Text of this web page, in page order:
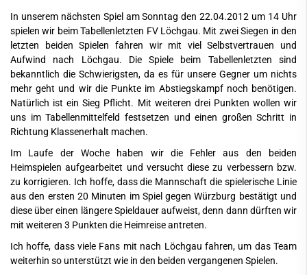
In unserem nächsten Spiel am Sonntag den 22.04.2012 um 14 Uhr
spielen wir beim Tabellenletzten FV Löchgau. Mit zwei Siegen in den
letzten beiden Spielen fahren wir mit viel Selbstvertrauen und
Aufwind nach Löchgau. Die Spiele beim Tabellenletzten sind
bekanntlich die Schwierigsten, da es für unsere Gegner um nichts
mehr geht und wir die Punkte im Abstiegskampf noch benötigen.
Natürlich ist ein Sieg Pflicht. Mit weiteren drei Punkten wollen wir
uns im Tabellenmittelfeld festsetzen und einen großen Schritt in
Richtung Klassenerhalt machen.
Im Laufe der Woche haben wir die Fehler aus den beiden
Heimspielen aufgearbeitet und versucht diese zu verbessern bzw.
zu korrigieren. Ich hoffe, dass die Mannschaft die spielerische Linie
aus den ersten 20 Minuten im Spiel gegen Würzburg bestätigt und
diese über einen längere Spieldauer aufweist, denn dann dürften wir
mit weiteren 3 Punkten die Heimreise antreten.
Ich hoffe, dass viele Fans mit nach Löchgau fahren, um das Team
weiterhin so unterstützt wie in den beiden vergangenen Spielen.